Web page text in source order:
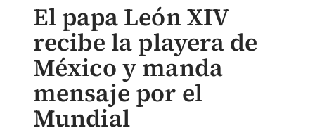
El papa León XIV
recibe la playera de
México y manda
mensaje por el
Mundial